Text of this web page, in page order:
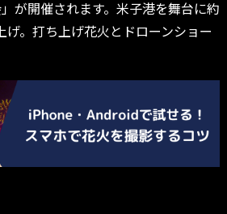
が開催されます。米子港を舞台に約
げ。打ち上げ花火とドローンショー